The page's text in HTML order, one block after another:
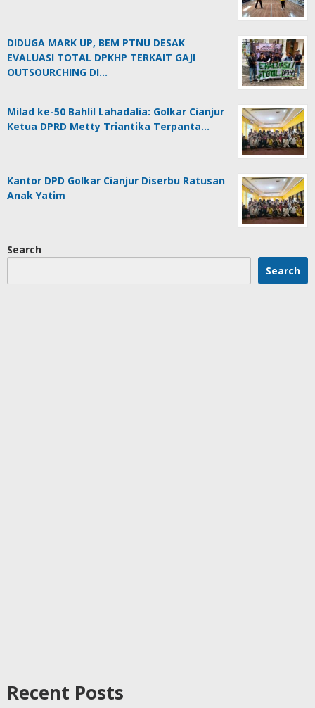
DIDUGA MARK UP, BEM PTNU DESAK
EVALUASI TOTAL DPKHP TERKAIT GAJI
OUTSOURCHING DI…
Milad ke-50 Bahlil Lahadalia: Golkar Cianjur
Ketua DPRD Metty Triantika Terpanta…
Kantor DPD Golkar Cianjur Diserbu Ratusan
Anak Yatim
Search
Search
Recent Posts